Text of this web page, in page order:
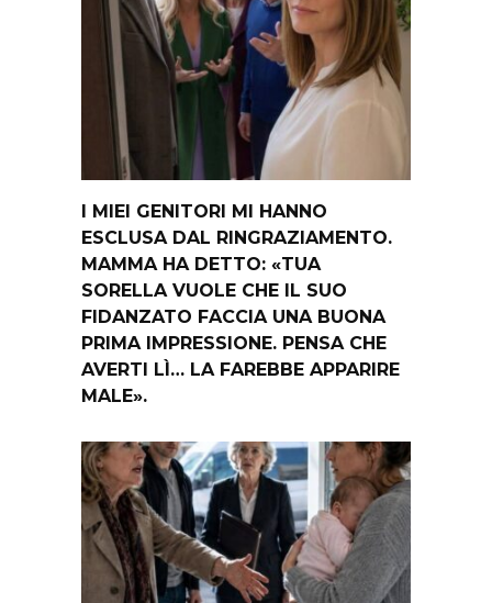
I MIEI GENITORI MI HANNO
ESCLUSA DAL RINGRAZIAMENTO.
MAMMA HA DETTO: «TUA
SORELLA VUOLE CHE IL SUO
FIDANZATO FACCIA UNA BUONA
PRIMA IMPRESSIONE. PENSA CHE
AVERTI LÌ… LA FAREBBE APPARIRE
MALE».